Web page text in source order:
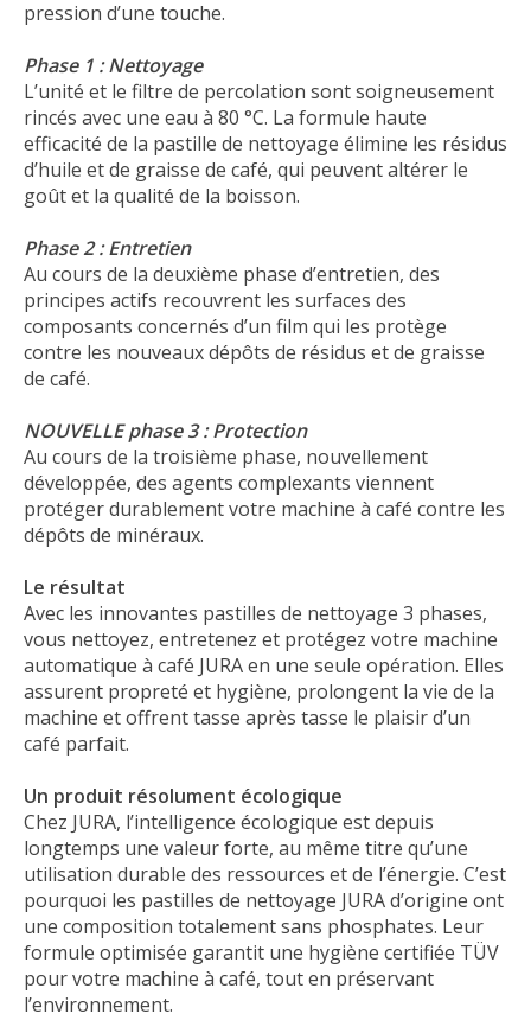
pression d’une touche.
Phase 1 : Nettoyage
L’unité et le filtre de percolation sont soigneusement
rincés avec une eau à 80 °C. La formule haute
efficacité de la pastille de nettoyage élimine les résidus
d’huile et de graisse de café, qui peuvent altérer le
goût et la qualité de la boisson.
Phase 2 : Entretien
Au cours de la deuxième phase d’entretien, des
principes actifs recouvrent les surfaces des
composants concernés d’un film qui les protège
contre les nouveaux dépôts de résidus et de graisse
de café.
NOUVELLE phase 3 : Protection
Au cours de la troisième phase, nouvellement
développée, des agents complexants viennent
protéger durablement votre machine à café contre les
dépôts de minéraux.
Le résultat
Avec les innovantes pastilles de nettoyage 3 phases,
vous nettoyez, entretenez et protégez votre machine
automatique à café JURA en une seule opération. Elles
assurent propreté et hygiène, prolongent la vie de la
machine et offrent tasse après tasse le plaisir d’un
café parfait.
Un produit résolument écologique
Chez JURA, l’intelligence écologique est depuis
longtemps une valeur forte, au même titre qu’une
utilisation durable des ressources et de l’énergie. C’est
pourquoi les pastilles de nettoyage JURA d’origine ont
une composition totalement sans phosphates. Leur
formule optimisée garantit une hygiène certifiée TÜV
pour votre machine à café, tout en préservant
l’environnement.